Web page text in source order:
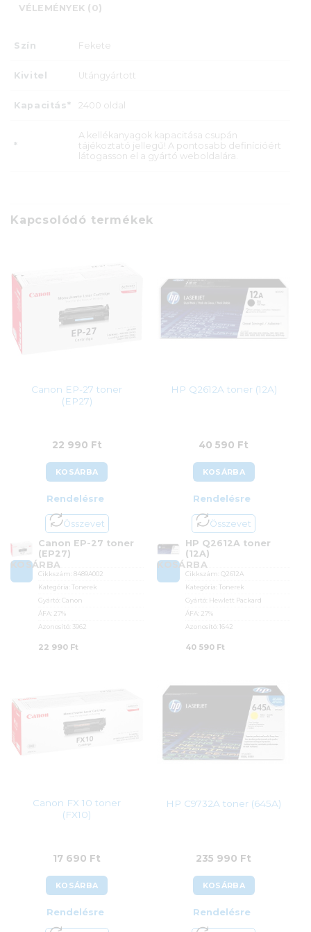
VÉLEMÉNYEK (0)
Szín Fekete
Kivitel Utángyártott
Kapacitás* 2400 oldal
*
A kellékanyagok kapacitása csupán
tájékoztató jellegű! A pontosabb definícióért
látogasson el a gyártó weboldalára.
Kapcsolódó termékek
Canon EP-27 toner
(EP27)
22 990 Ft
KOSÁRBA
Rendelésre
Összevet
KOSÁRBA
Canon EP-27 toner
(EP27)
Cikkszám:8489A002
Kategória:Tonerek
Gyártó:Canon
ÁFA: 27%
Azonosító: 3962
22 990 Ft
HP Q2612A toner (12A)
40 590 Ft
KOSÁRBA
Rendelésre
Összevet
KOSÁRBA
HP Q2612A toner
(12A)
Cikkszám: Q2612A
Kategória: Tonerek
Gyártó: Hewlett Packard
ÁFA: 27%
Azonosító: 1642
40 590 Ft
Canon FX 10 toner
(FX10)
17 690 Ft
KOSÁRBA
Rendelésre
HP C9732A toner (645A)
235 990 Ft
KOSÁRBA
Rendelésre